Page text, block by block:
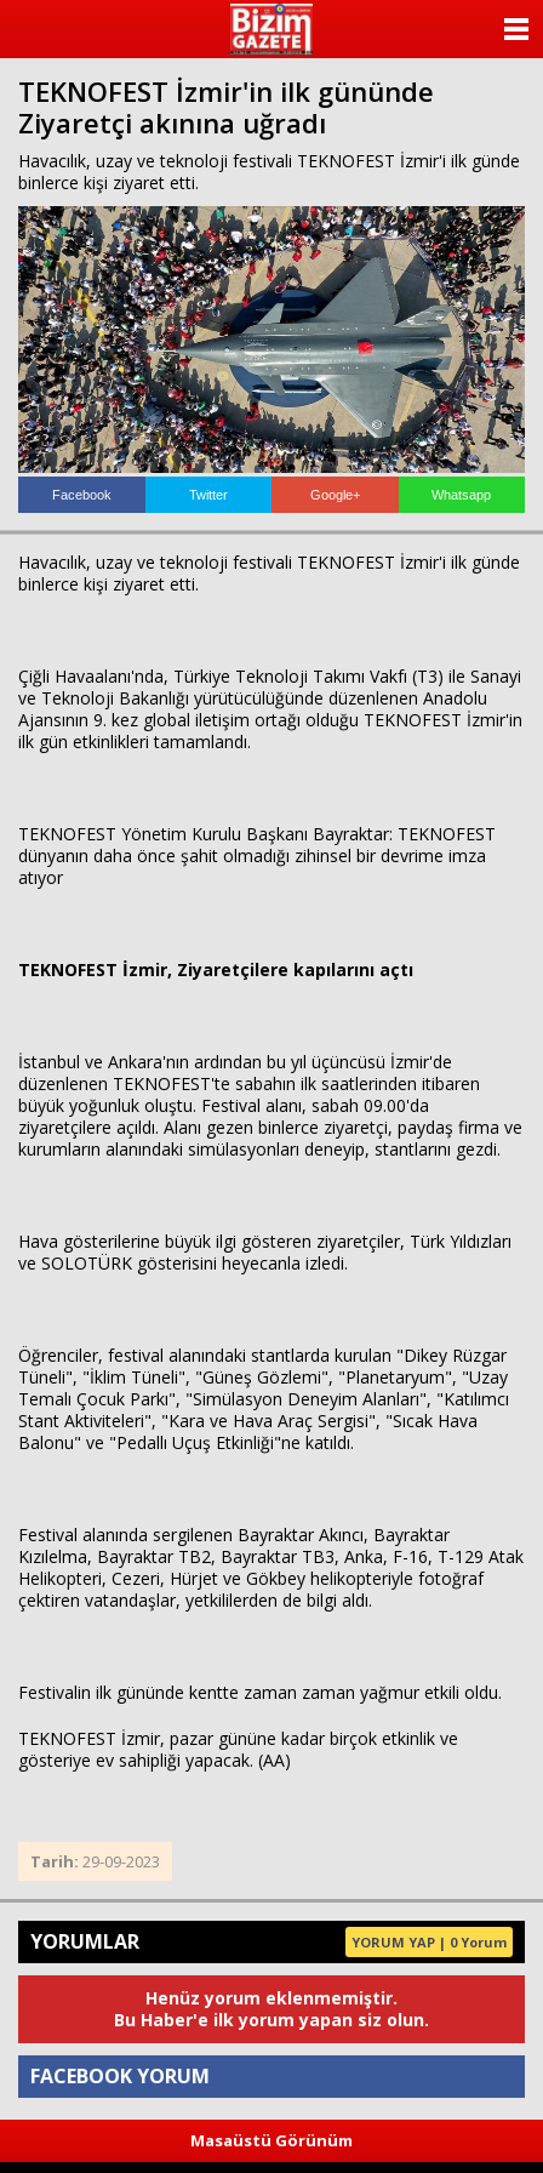
TEKNOFEST İzmir'in ilk gününde
Ziyaretçi akınına uğradı
Havacılık, uzay ve teknoloji festivali TEKNOFEST İzmir'i ilk günde
binlerce kişi ziyaret etti.
Facebook Twitter Google+ Whatsapp
Havacılık, uzay ve teknoloji festivali TEKNOFEST İzmir'i ilk günde
binlerce kişi ziyaret etti.
Çiğli Havaalanı'nda, Türkiye Teknoloji Takımı Vakfı (T3) ile Sanayi
ve Teknoloji Bakanlığı yürütücülüğünde düzenlenen Anadolu
Ajansının 9. kez global iletişim ortağı olduğu TEKNOFEST İzmir'in
ilk gün etkinlikleri tamamlandı.
TEKNOFEST Yönetim Kurulu Başkanı Bayraktar: TEKNOFEST
dünyanın daha önce şahit olmadığı zihinsel bir devrime imza
atıyor
TEKNOFEST İzmir, Ziyaretçilere kapılarını açtı
İstanbul ve Ankara'nın ardından bu yıl üçüncüsü İzmir'de
düzenlenen TEKNOFEST'te sabahın ilk saatlerinden itibaren
büyük yoğunluk oluştu. Festival alanı, sabah 09.00'da
ziyaretçilere açıldı. Alanı gezen binlerce ziyaretçi, paydaş firma ve
kurumların alanındaki simülasyonları deneyip, stantlarını gezdi.
Hava gösterilerine büyük ilgi gösteren ziyaretçiler, Türk Yıldızları
ve SOLOTÜRK gösterisini heyecanla izledi.
Öğrenciler, festival alanındaki stantlarda kurulan "Dikey Rüzgar
Tüneli", "İklim Tüneli", "Güneş Gözlemi", "Planetaryum", "Uzay
Temalı Çocuk Parkı", "Simülasyon Deneyim Alanları", "Katılımcı
Stant Aktiviteleri", "Kara ve Hava Araç Sergisi", "Sıcak Hava
Balonu" ve "Pedallı Uçuş Etkinliği"ne katıldı.
Festival alanında sergilenen Bayraktar Akıncı, Bayraktar
Kızılelma, Bayraktar TB2, Bayraktar TB3, Anka, F-16, T-129 Atak
Helikopteri, Cezeri, Hürjet ve Gökbey helikopteriyle fotoğraf
çektiren vatandaşlar, yetkililerden de bilgi aldı.
Festivalin ilk gününde kentte zaman zaman yağmur etkili oldu.
TEKNOFEST İzmir, pazar gününe kadar birçok etkinlik ve
gösteriye ev sahipliği yapacak. (AA)
Tarih: 29-09-2023
YORUMLAR YORUM YAP | 0 Yorum
Henüz yorum eklenmemiştir.
Bu Haber'e ilk yorum yapan siz olun.
FACEBOOK YORUM
Yorum
Masaüstü Görünüm
KATEGORİLER
ANKETLER
FOTO GALERİ
VİDEO GALERİ
KÜNYE
İLETİŞİM